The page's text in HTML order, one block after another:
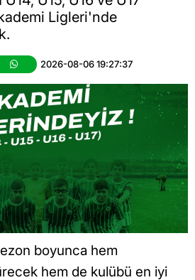
Ligleri'nde
2026-08-06 19:27:37
boyunca hem
hem de kulübü en iyi